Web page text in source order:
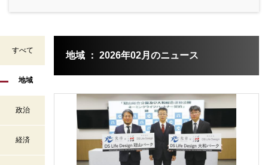
すべて
地域
政治
経済
地域 ： 2026年02月のニュース